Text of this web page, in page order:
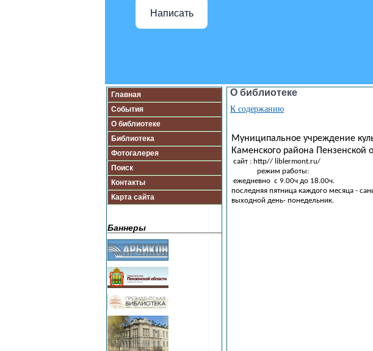
Написать
Главная
События
О библиотеке
Библиотека
Фотогалерея
Поиск
Контакты
Карта сайта
Баннеры
О библиотеке
К содержанию
Муниципальное учреждение
Каменского района Пензенской
сайт : http// liblermont.ru/
режим работы:
ежедневно с 9.00ч до 18.00ч.
последняя пятница каждого месяца -
выходной день- понедельник.